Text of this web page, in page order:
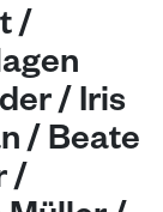
/
/ Iris
/ Beate
/